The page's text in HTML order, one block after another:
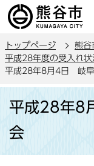
の
ー
ジ
トップページ 熊谷
平成28年度の受入れ状
平成28年8月4日 岐阜
か
平成28年8
会